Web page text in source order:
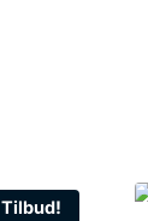
Tilbud!